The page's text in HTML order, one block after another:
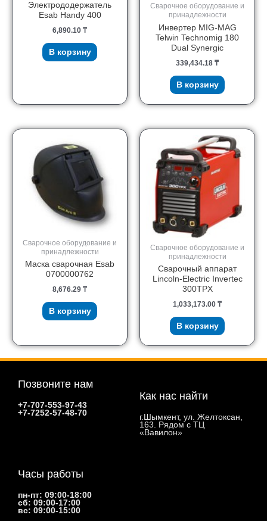
Электрододержатель
Esab Handy 400
6,890.10 ₸
В корзину
Сварочное оборудование и
принадлежности
Инвертер MIG-MAG
Telwin Technomig 180
Dual Synergic
339,434.18 ₸
В корзину
Сварочное оборудование и
принадлежности
Маска сварочная Esab
0700000762
8,676.29 ₸
В корзину
Сварочное оборудование и
принадлежности
Сварочный аппарат
Lincoln-Electric Invertec
300TPX
1,033,173.00 ₸
В корзину
Позвоните нам
+7-707-553-97-43
+7-7252-57-48-70
Как нас найти
г.Шымкент, ул. Желтоксан,
163. Рядом с ТЦ
«Вавилон»
Часы работы
пн-пт: 09:00-18:00
сб: 09:00-17:00
вс: 09:00-15:00